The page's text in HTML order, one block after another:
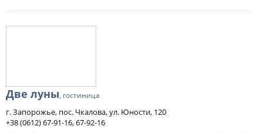
Две луны, гостиница
г. Запорожье, пос. Чкалова, ул. Юности, 120
+38 (0612) 67-91-16, 67-92-16